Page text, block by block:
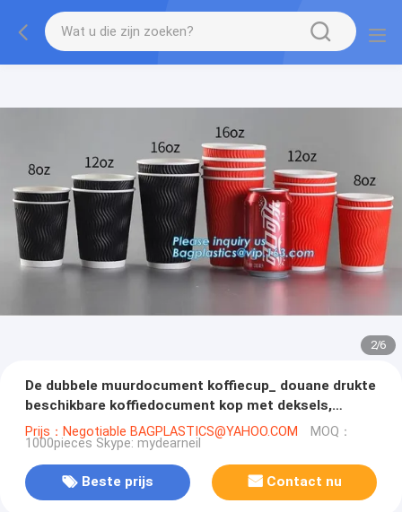
2/6
De dubbele muurdocument koffiecup_ douane drukte
beschikbare koffiedocument kop met deksels,
Beschikbare Document de Douanepa van de
Koffiekop
Prijs：Negotiable BAGPLASTICS@YAHOO.COM MOQ：
1000pieces Skype: mydearneil
Beste prijs Contact nu